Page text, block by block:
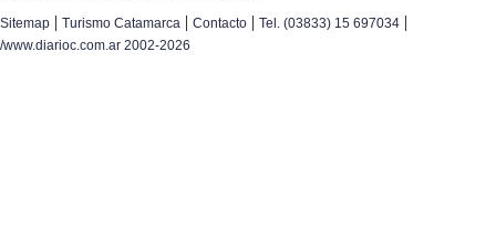
Sitemap | Turismo Catamarca | Contacto | Tel. (03833) 15 697034 |
/www.diarioc.com.ar 2002-2026